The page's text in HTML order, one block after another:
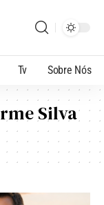
Tv Sobre Nós
Silva